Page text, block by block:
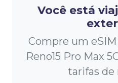
Você está
Compre um
Reno15 Pro Max
tarifas de